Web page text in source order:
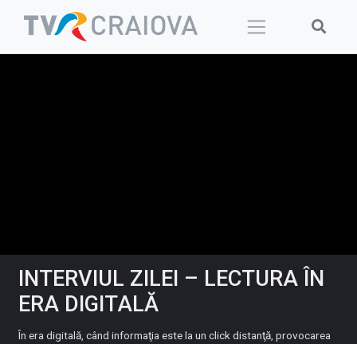
INTERVIUL ZILEI – LECTURA ÎN
ERA DIGITALĂ
În era digitală, când informaţia este la un click distanţă, provocarea